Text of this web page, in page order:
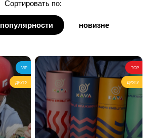
Сортировать по:
популярности новизне
VIP
ДРУГУ
TOP
ДРУГУ